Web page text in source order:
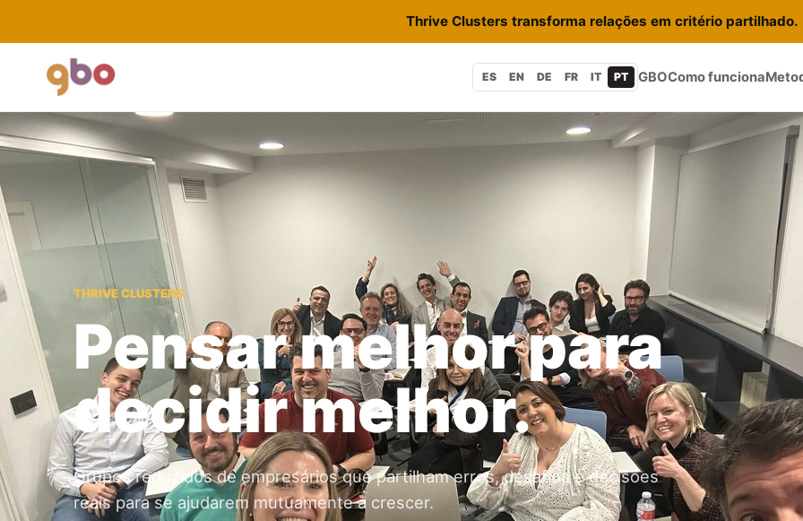
Thrive Clusters transforma relações em critério partilhado.
ES EN DE FR IT PT GBOComo funciona
THRIVE CLUSTERS
Pensar melhor para
decidir melhor.
Grupos reduzidos de empresários que partilham erros, desafios e decisões
reais para se ajudarem mutuamente a crescer.